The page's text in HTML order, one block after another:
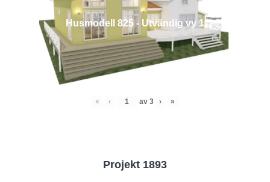
Husmodell 825 - Utvändig vy 1
« ‹ av 3 › »
Projekt 1893